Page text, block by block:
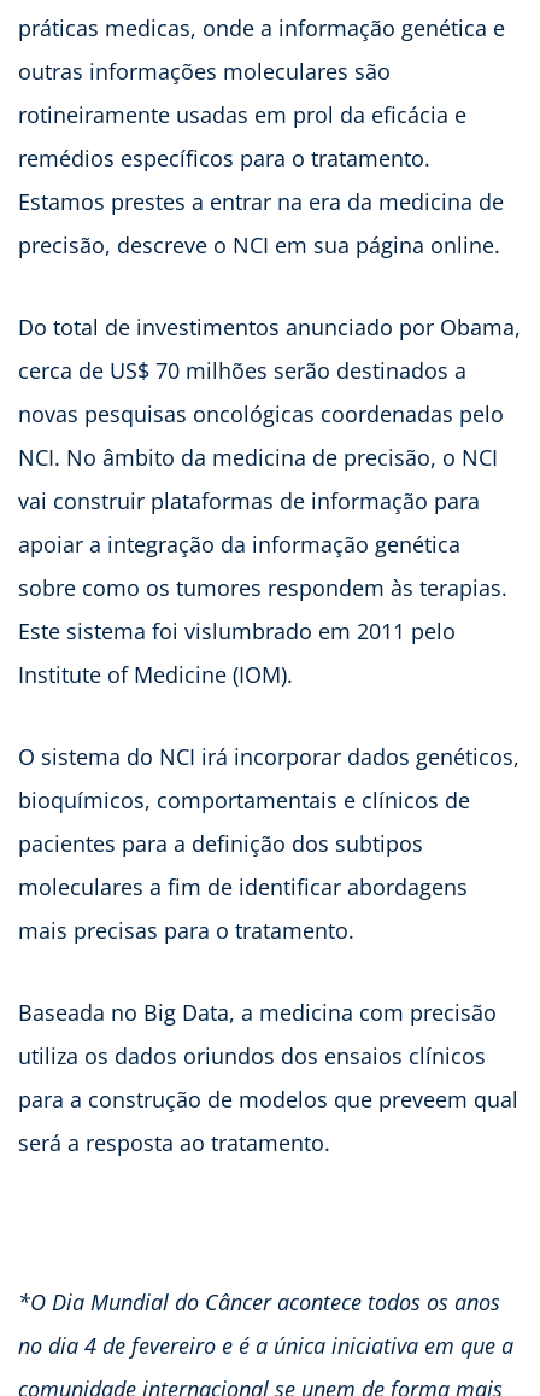
práticas medicas, onde a informação genética e
outras informações moleculares são
rotineiramente usadas em prol da eficácia e
remédios específicos para o tratamento.
Estamos prestes a entrar na era da medicina de
precisão, descreve o NCI em sua página online.
Do total de investimentos anunciado por Obama,
cerca de US$ 70 milhões serão destinados a
novas pesquisas oncológicas coordenadas pelo
NCI. No âmbito da medicina de precisão, o NCI
vai construir plataformas de informação para
apoiar a integração da informação genética
sobre como os tumores respondem às terapias.
Este sistema foi vislumbrado em 2011 pelo
Institute of Medicine (IOM).
O sistema do NCI irá incorporar dados genéticos,
bioquímicos, comportamentais e clínicos de
pacientes para a definição dos subtipos
moleculares a fim de identificar abordagens
mais precisas para o tratamento.
Baseada no Big Data, a medicina com precisão
utiliza os dados oriundos dos ensaios clínicos
para a construção de modelos que preveem qual
será a resposta ao tratamento.
*O Dia Mundial do Câncer acontece todos os anos
no dia 4 de fevereiro e é a única iniciativa em que a
comunidade internacional se unem de forma mais